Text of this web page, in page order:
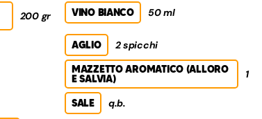
200 gr VINO BIANCO 50 ml
AGLIO 2 spicchi
MAZZETTO AROMATICO (ALLORO
E SALVIA) 1
SALE q.b.